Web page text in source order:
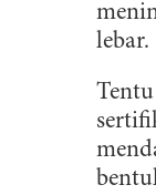
lebar.